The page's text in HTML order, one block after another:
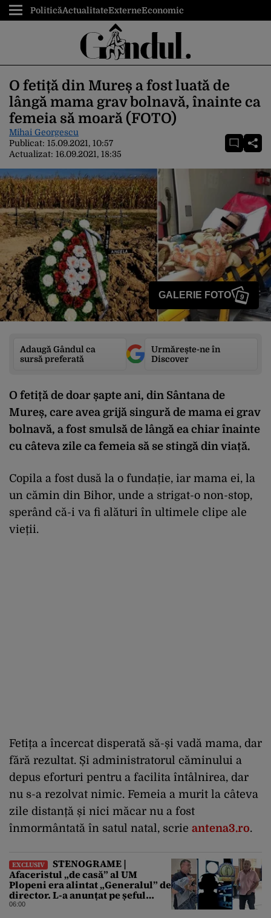
PoliticăActualitateExterneEconomic
O fetiță din Mureș a fost luată de
lângă mama grav bolnavă, înainte ca
femeia să moară (FOTO)
Mihai Georgescu
Publicat: 15.09.2021, 10:57
Actualizat: 16.09.2021, 18:35
GALERIE FOTO 9
Adaugă Gândul ca
sursă preferată
Urmărește-ne în
Discover
O fetiță de doar șapte ani, din Sântana de
Mureș, care avea grijă singură de mama ei grav
bolnavă, a fost smulsă de lângă ea chiar înainte
cu câteva zile ca femeia să se stingă din viață.
Copila a fost dusă la o fundație, iar mama ei, la
un cămin din Bihor, unde a strigat-o non-stop,
sperând că-i va fi alături în ultimele clipe ale
vieții.
Fetița a încercat disperată să-și vadă mama, dar
fără rezultat. Și administratorul căminului a
depus eforturi pentru a facilita întâlnirea, dar
nu s-a rezolvat nimic. Femeia a murit la câteva
zile distanță și nici măcar nu a fost
înmormântată în satul natal, scrie antena3.ro.
EXCLUSIV
STENOGRAME |
Afaceristul „de casă” al UM
Plopeni era alintat „Generalul” de
director. L-a anunțat pe șeful
uzinei că i-a adus „subțireanu,
06:00